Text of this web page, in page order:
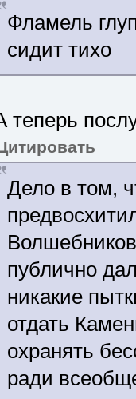
Фламель
сидит тихо
теперь
Дело в том,
публично
никакие
отдать
охранять
ради